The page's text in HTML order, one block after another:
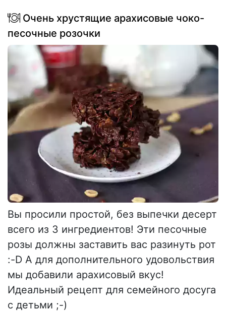
Очень хрустящие арахисовые чоко-
песочные розочки
Вы просили простой, без выпечки десерт
всего из 3 ингредиентов! Эти песочные
розы должны заставить вас разинуть рот
:-D А для дополнительного удовольствия
мы добавили арахисовый вкус!
Идеальный рецепт для семейного досуга
с детьми ;-)